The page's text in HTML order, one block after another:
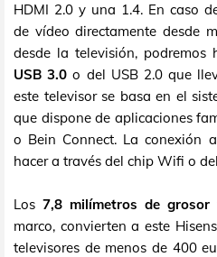
HDMI 2.0 y una 1.4. En caso
de vídeo directamente desde
desde la televisión, podremos
USB 3.0 o del USB 2.0 que
este televisor se basa en el
que dispone de aplicaciones
o Bein Connect. La conexión
hacer a través del chip Wifi o
Los 7,8 milímetros de grosor
marco, convierten a este
televisores de menos de 400